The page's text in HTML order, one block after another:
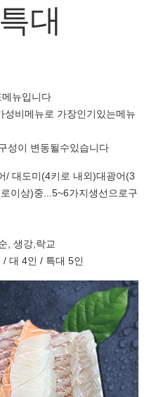
대
뉴입니다
비메뉴로 가장인기있는메뉴
성이 변동될수있습니다
/ 대도미(4키로 내외)대광어(3
이상)중...5~6가지생선으로구
, 생강,락교
대 4인 / 특대 5인